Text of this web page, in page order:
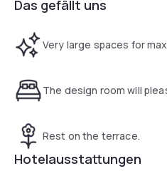
Das gefällt uns
Very large spaces for
The design room will
Rest on the terrace.
Hotelausstattungen